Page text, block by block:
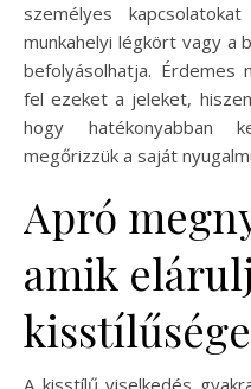
személyes
munkahelyi légkört vagy a
befolyásolhatja. Érdemes
fel ezeket a jeleket,
hogy hatékonyabban
megőrizzük a saját
Apró
amik